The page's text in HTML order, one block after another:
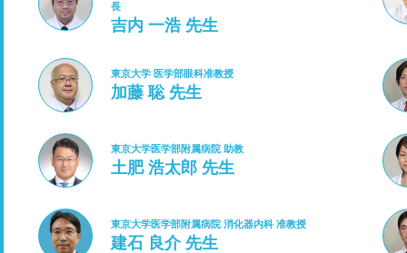
長
吉内 一浩 先生
東京大学 医学部眼科准教授
加藤 聡 先生
東京大学医学部附属病院 助教
土肥 浩太郎 先生
東京大学医学部附属病院 消化器内科 准教授
建石 良介 先生